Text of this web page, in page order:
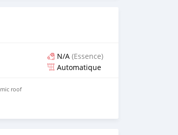
N/A (Essence)
Automatique
roof